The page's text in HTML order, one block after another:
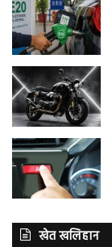
खेत खलिहान